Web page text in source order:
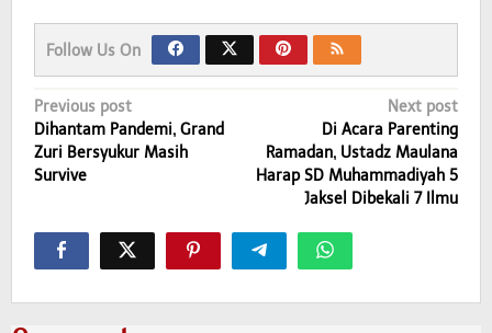
Follow Us On
Post
navigation
Previous post
Dihantam Pandemi, Grand
Zuri Bersyukur Masih
Survive
Next post
Di Acara Parenting
Ramadan, Ustadz Maulana
Harap SD Muhammadiyah 5
Jaksel Dibekali 7 Ilmu